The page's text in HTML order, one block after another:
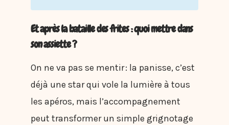
Et après la bataille des frites : quoi mettre dans
son assiette ?
On ne va pas se mentir : la panisse, c’est
déjà une star qui vole la lumière à tous
les apéros, mais l’accompagnement
peut transformer un simple grignotage